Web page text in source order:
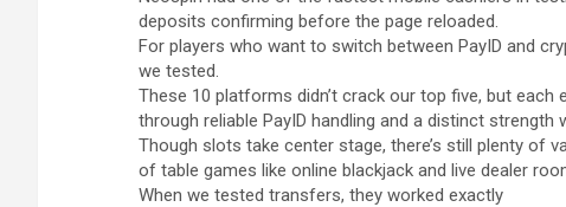
deposits confirming before the page reloaded.
For players who want to switch between PayID and
we tested.
These 10 platforms didn’t crack our top five, but each
through reliable PayID handling and a distinct strength
Though slots take center stage, there’s still plenty of
of table games like online blackjack and live dealer
When we tested transfers, they worked exactly